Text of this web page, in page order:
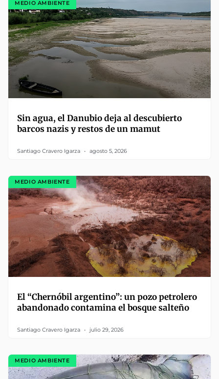
MEDIO AMBIENTE
Sin agua, el Danubio deja al descubierto
barcos nazis y restos de un mamut
Santiago Cravero Igarza agosto 5, 2026
MEDIO AMBIENTE
El “Chernóbil argentino”: un pozo petrolero
abandonado contamina el bosque salteño
Santiago Cravero Igarza julio 29, 2026
MEDIO AMBIENTE